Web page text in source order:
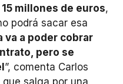
15 millones de euros,
podrá sacar esa
va a poder cobrar
pero se
”, comenta Carlos
salga por una